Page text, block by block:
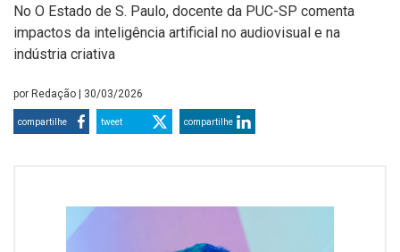
No O Estado de S. Paulo, docente da PUC-SP comenta
impactos da inteligência artificial no audiovisual e na
indústria criativa
por Redação | 30/03/2026
compartilhe tweet compartilhe